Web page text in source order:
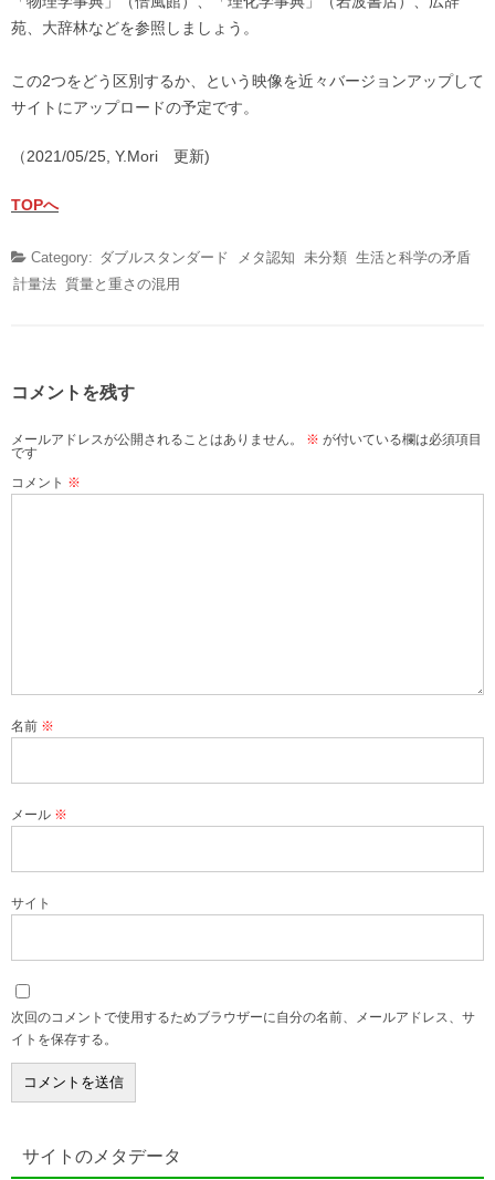
苑、大辞林などを参照しましょう。
この2つをどう区別するか、という映像を近々バージョンアップして
サイトにアップロードの予定です。
（2021/05/25, Y.Mori 更新)
TOPへ
Category: ダブルスタンダード メタ認知 未分類 生活と科学の矛盾
計量法 質量と重さの混用
コメントを残す
メールアドレスが公開されることはありません。 ※ が付いている欄は必須項目
です
コメント ※
名前 ※
メール ※
サイト
次回のコメントで使用するためブラウザーに自分の名前、メールアドレス、サ
イトを保存する。
サイトのメタデータ